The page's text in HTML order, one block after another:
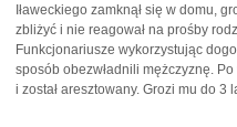
Iławeckiego zamknął się w domu,
zbliżyć i nie reagował na prośby
Funkcjonariusze wykorzystując
sposób obezwładnili mężczyznę. Po
i został aresztowany. Grozi mu do